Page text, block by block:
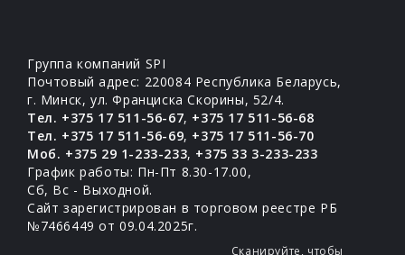
Группа компаний SPI
Почтовый адрес: 220084 Республика Беларусь,
г. Минск, ул. Франциска Скорины, 52/4.
Тел. +375 17 511-56-67, +375 17 511-56-68
Тел. +375 17 511-56-69, +375 17 511-56-70
Моб. +375 29 1-233-233, +375 33 3-233-233
График работы: Пн-Пт 8.30-17.00,
Сб, Вс - Выходной.
Сайт зарегистрирован в торговом реестре РБ
№7466449 от 09.04.2025г.
Сканируйте, чтобы